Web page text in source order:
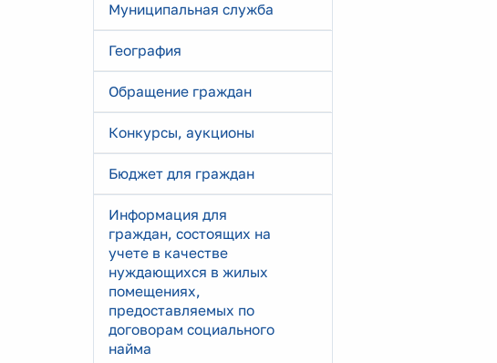
Муниципальная служба
География
Обращение граждан
Конкурсы, аукционы
Бюджет для граждан
Информация для
граждан, состоящих на
учете в качестве
нуждающихся в жилых
помещениях,
предоставляемых по
договорам социального
найма